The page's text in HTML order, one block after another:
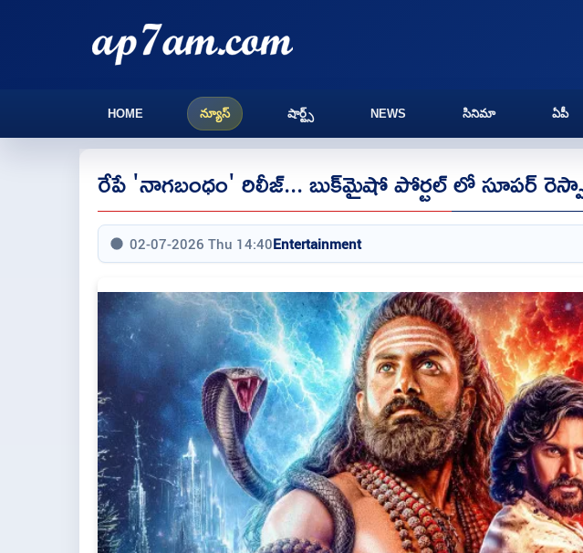
HOME న్యూస్ షార్ట్స్ NEWS సినిమా ఏపీ
రేపే 'నాగబంధం' రిలీజ్... బుక్‌మైషో పోర్టల్ లో సూపర్
02-07-2026 Thu 14:40Entertainment